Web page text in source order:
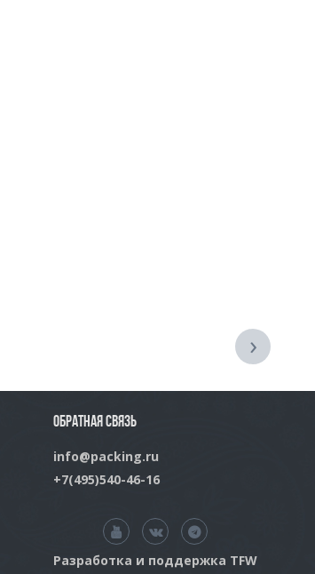
›
ОБРАТНАЯ СВЯЗЬ
info@packing.ru
+7(495)540-46-16
Разработка и поддержка TFW